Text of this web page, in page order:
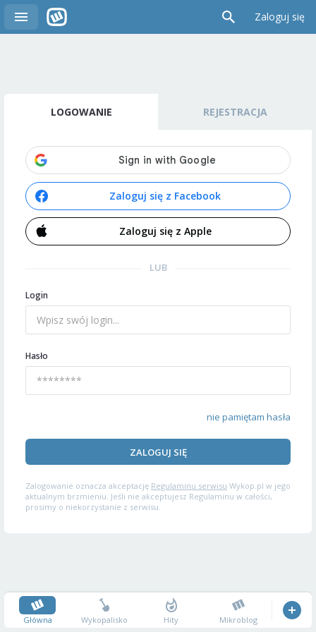
Zaloguj się
LOGOWANIE REJESTRACJA
Zaloguj się z Facebook
Zaloguj się z Apple
LUB
Login
Hasło
nie pamiętam hasła
ZALOGUJ SIĘ
Zalogowanie oznacza akceptację Regulaminu serwisu Wykop.pl w jego
aktualnym brzmieniu. Jeśli nie akceptujesz Regulaminu w całości,
prosimy o niekorzystanie z serwisu.
Główna Wykopalisko Hity Mikroblog